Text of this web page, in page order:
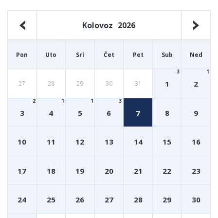
Kolovoz 2026
Pon Uto Sri Čet Pet Sub Ned
27 28 29 30 31 1
3
2
1
3
2
4
1
5
1
6
3
7 8 9
10 11 12 13 14 15 16
17 18 19 20 21 22 23
24 25 26 27 28 29 30